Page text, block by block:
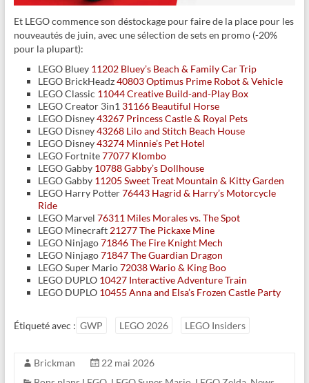
Et LEGO commence son déstockage pour faire de la place pour les
nouveautés de juin, avec une sélection de sets en promo (-20%
pour la plupart):
LEGO Bluey 11202 Bluey’s Beach & Family Car Trip
LEGO BrickHeadz40803 Optimus Prime Robot & Vehicle
LEGO Classic 11044 Creative Build-and-Play Box
LEGO Creator 3in1 31166 Beautiful Horse
LEGO Disney43267 Princess Castle & Royal Pets
LEGO Disney43268 Lilo and Stitch Beach House
LEGO Disney43274 Minnie’s Pet Hotel
LEGO Fortnite77077 Klombo
LEGO Gabby 10788 Gabby’s Dollhouse
LEGO Gabby 11205 Sweet Treat Mountain & Kitty Garden
LEGO Harry Potter76443 Hagrid & Harry’s Motorcycle
Ride
LEGO Marvel 76311 Miles Morales vs. The Spot
LEGO Minecraft 21277 The Pickaxe Mine
LEGO Ninjago71846 The Fire Knight Mech
LEGO Ninjago71847 The Guardian Dragon
LEGO Super Mario72038 Wario & King Boo
LEGO DUPLO 10427 Interactive Adventure Train
LEGO DUPLO 10455 Anna and Elsa’s Frozen Castle Party
Étiqueté avec : GWP LEGO 2026 LEGO Insiders
Brickman
22 mai 2026